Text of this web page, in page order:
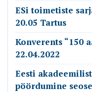
ESi toimetiste
20.05 Tartus
Konverents “150
22.04.2022
Eesti
pöördumine